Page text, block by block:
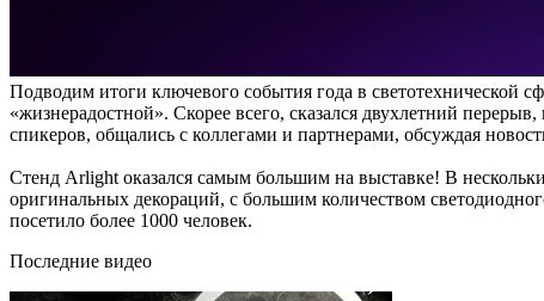
Подводим итоги ключевого события года в светотехнической
«жизнерадостной». Скорее всего, сказался двухлетний
спикеров, общались с коллегами и партнерами, обсуждая
Стенд Arlight оказался самым большим на выставке! В
оригинальных декораций, с большим количеством
посетило более 1000 человек.
Последние видео